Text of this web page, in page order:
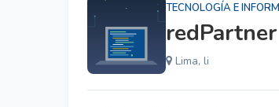
TECNOLOGÍA E
Lima, li